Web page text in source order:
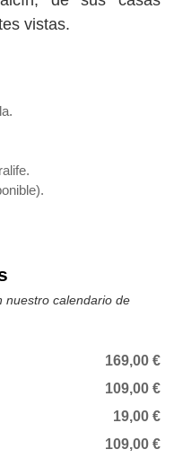
vistas.
nuestro calendario de
169,00 €
109,00 €
19,00 €
109,00 €